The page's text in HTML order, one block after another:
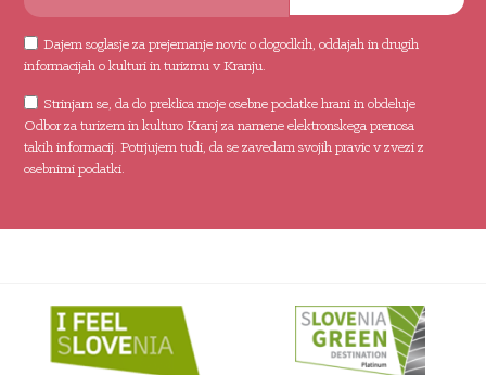
Dajem soglasje za prejemanje novic o dogodkih, oddajah in drugih
informacijah o kulturi in turizmu v Kranju.
Strinjam se, da do preklica moje osebne podatke hrani in obdeluje
Odbor za turizem in kulturo Kranj za namene elektronskega prenosa
takih informacij. Potrjujem tudi, da se zavedam svojih pravic v zvezi z
osebnimi podatki.